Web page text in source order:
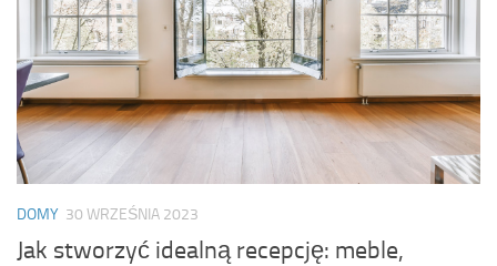
DOMY 30 WRZEŚNIA 2023
Jak stworzyć idealną recepcję: meble,